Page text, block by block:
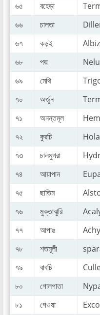
৬৫
বহেড়া
৬৬
চালতা
৬৭
কড়ই
৬৮
পদ্ম
৬৯
মেথি
৭০
অর্জুন
৭১
অনন্তমূল
৭২
কুরচি
৭৩
চালমুগরা
৭৪
আয়াপান
৭৫
ছাতিম
৭৬
মুক্তাঝুরি
৭৭
আপাঙ
৭৮
শতমূলী
৭৯
বাবচি
৮০
গোলপাতা
৮১
গেওয়া